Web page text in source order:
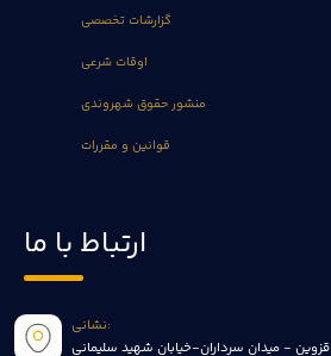
گزارشات تخصصی
اوقات شرعی
منشور حقوق شهروندی
قوانین و مقررات
ارتباط با ما
نشانی:
قزوین - میدان سرداران-خیابان شهید سلیمانی